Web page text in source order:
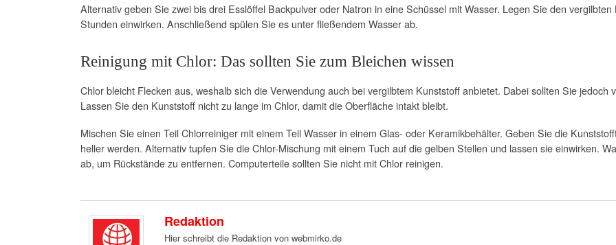
Alternativ geben Sie zwei bis drei Esslöffel Backpulver oder Natron in eine Schüssel mit Wasser. Legen Sie den
Stunden einwirken. Anschließend spülen Sie es unter fließendem Wasser ab.
Reinigung mit Chlor: Das sollten Sie zum Bleichen wissen
Chlor bleicht Flecken aus, weshalb sich die Verwendung auch bei vergilbtem Kunststoff anbietet. Dabei sollten Sie jedoch
Lassen Sie den Kunststoff nicht zu lange im Chlor, damit die Oberfläche intakt bleibt.
Mischen Sie einen Teil Chlorreiniger mit einem Teil Wasser in einem Glas- oder Keramikbehälter. Geben Sie die
heller werden. Alternativ tupfen Sie die Chlor-Mischung mit einem Tuch auf die gelben Stellen und lassen sie einwirken.
ab, um Rückstände zu entfernen. Computerteile sollten Sie nicht mit Chlor reinigen.
Redaktion
Hier schreibt die Redaktion von webmirko.de